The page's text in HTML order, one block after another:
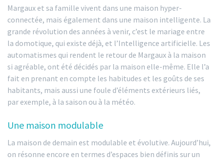
Margaux et sa famille vivent dans une maison hyper-
connectée, mais également dans une maison intelligente. La
grande révolution des années à venir, c’est le mariage entre
la domotique, qui existe déjà, et l’Intelligence artificielle. Les
automatismes qui rendent le retour de Margaux à la maison
si agréable, ont été décidés par la maison elle-même. Elle l’a
fait en prenant en compte les habitudes et les goûts de ses
habitants, mais aussi une foule d’éléments extérieurs liés,
par exemple, à la saison ou à la météo.
Une maison modulable
La maison de demain est modulable et évolutive. Aujourd’hui,
on résonne encore en termes d’espaces bien définis sur un